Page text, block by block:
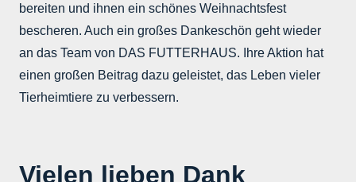
bereiten und ihnen ein schönes Weihnachtsfest
bescheren. Auch ein großes Dankeschön geht wieder
an das Team von DAS FUTTERHAUS. Ihre Aktion hat
einen großen Beitrag dazu geleistet, das Leben vieler
Tierheimtiere zu verbessern.
Vielen lieben Dank